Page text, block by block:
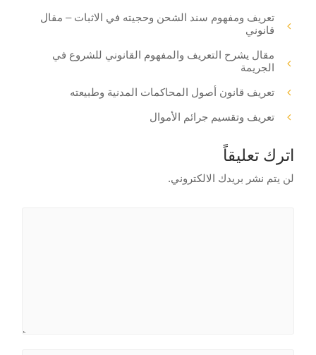
تعريف ومفهوم سند الشحن وحجيته في الاثبات – مقال
قانوني
مقال يشرح التعريف والمفهوم القانوني للشروع في
الجريمة
تعريف قانون أصول المحاكمات المدنية وطبيعته
تعريف وتقسيم جرائم الأموال
اترك تعليقاً
لن يتم نشر بريدك الالكتروني.